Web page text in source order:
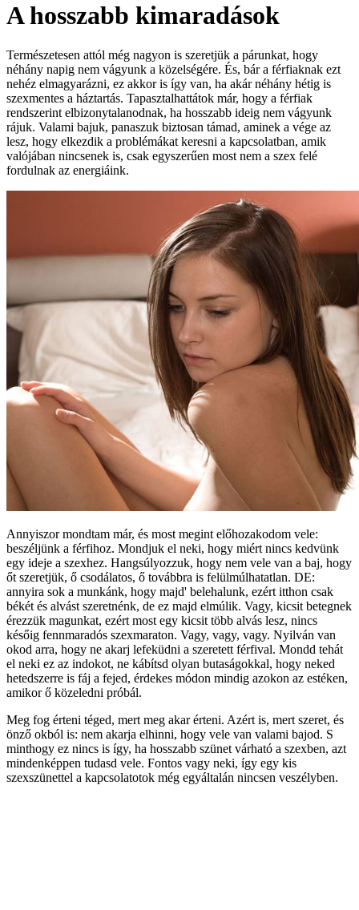
A hosszabb kimaradások
Természetesen attól még nagyon is szeretjük a párunkat, hogy
néhány napig nem vágyunk a közelségére. És, bár a férfiaknak ezt
nehéz elmagyarázni, ez akkor is így van, ha akár néhány hétig is
szexmentes a háztartás. Tapasztalhattátok már, hogy a férfiak
rendszerint elbizonytalanodnak, ha hosszabb ideig nem vágyunk
rájuk. Valami bajuk, panaszuk biztosan támad, aminek a vége az
lesz, hogy elkezdik a problémákat keresni a kapcsolatban, amik
valójában nincsenek is, csak egyszerűen most nem a szex felé
fordulnak az energiáink.
Annyiszor mondtam már, és most megint előhozakodom vele:
beszéljünk a férfihoz. Mondjuk el neki, hogy miért nincs kedvünk
egy ideje a szexhez. Hangsúlyozzuk, hogy nem vele van a baj, hogy
őt szeretjük, ő csodálatos, ő továbbra is felülmúlhatatlan. DE:
annyira sok a munkánk, hogy majd' belehalunk, ezért itthon csak
békét és alvást szeretnénk, de ez majd elmúlik. Vagy, kicsit betegnek
érezzük magunkat, ezért most egy kicsit több alvás lesz, nincs
későig fennmaradós szexmaraton. Vagy, vagy, vagy. Nyilván van
okod arra, hogy ne akarj lefeküdni a szeretett férfival. Mondd tehát
el neki ez az indokot, ne kábítsd olyan butaságokkal, hogy neked
hetedszerre is fáj a fejed, érdekes módon mindig azokon az estéken,
amikor ő közeledni próbál.
Meg fog érteni téged, mert meg akar érteni. Azért is, mert szeret, és
önző okból is: nem akarja elhinni, hogy vele van valami bajod. S
minthogy ez nincs is így, ha hosszabb szünet várható a szexben, azt
mindenképpen tudasd vele. Fontos vagy neki, így egy kis
szexszünettel a kapcsolatotok még egyáltalán nincsen veszélyben.